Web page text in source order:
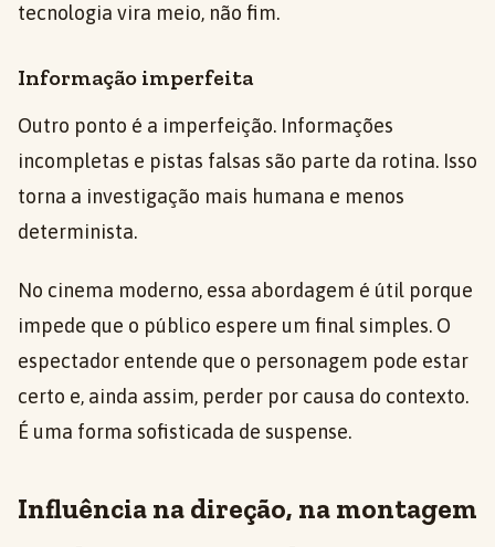
tecnologia vira meio, não fim.
Informação imperfeita
Outro ponto é a imperfeição. Informações
incompletas e pistas falsas são parte da rotina. Isso
torna a investigação mais humana e menos
determinista.
No cinema moderno, essa abordagem é útil porque
impede que o público espere um final simples. O
espectador entende que o personagem pode estar
certo e, ainda assim, perder por causa do contexto.
É uma forma sofisticada de suspense.
Influência na direção, na montagem